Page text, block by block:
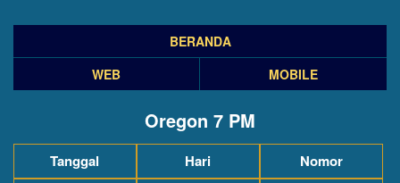
BERANDA
WEB
MOBILE
Oregon 7 PM
Tanggal Hari Nomor